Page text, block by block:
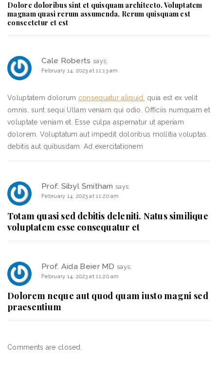
Dolore doloribus sint et quisquam architecto. Voluptatem
magnam quasi rerum assumenda. Rerum quisquam est
consectetur et est
Cale Roberts says:
February 14, 2023 at 11:13 am
Voluptatem dolorum consequatur aliquid.
quia est ex velit
omnis. sunt sequi Ullam veniam qui odio. Officiis numquam et
voluptate veniam et. Esse culpa aspernatur ut aperiam
dolorem. Voluptatum aut impedit doloribus mollitia voluptas.
debitis aut quibusdam. Ad exercitationem
Prof. Sibyl Smitham says:
February 14, 2023 at 11:20 am
Totam quasi sed debitis deleniti. Natus similique
voluptatem esse consequatur et
Prof. Aida Beier MD says:
February 14, 2023 at 11:20 am
Dolorem neque aut quod quam iusto magni sed
praesentium
Comments are closed.